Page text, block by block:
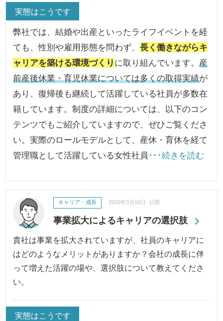
実態はこうです
弊社では、結婚や出産といったライフイベントを経
ても、性別や雇用形態を問わず、長く働きながらキ
ャリアを築ける環境づくり に取り組んでいます。産
前産後休業・育児休業については多くの取得実績が
あり、復帰後も継続して活躍している社員が多数在
籍しています。制度の詳細については、以下のコン
テンツでもご紹介していますので、ぜひご覧くださ
い。実際のロールモデルとして、産休・育休を経て
管理職として活躍している女性社員 ･･･続きを読む
事業拡大によるキャリアの選択肢
キャリア・成長 2026年3月16日 公開
貴社は事業を拡大されていますが、社員のキャリアに
はどのようなメリットがありますか？会社の成長に伴
って増えた活躍の場や、選択肢について教えてくださ
い。
実態はこうです